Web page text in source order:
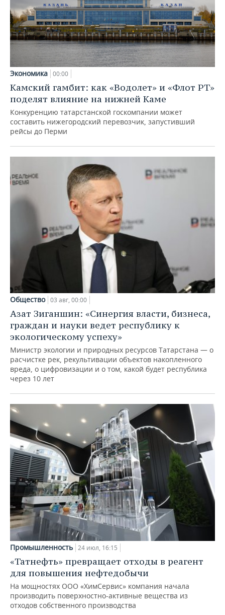
Экономика 00:00
Камский гамбит: как «Водолет» и «Флот РТ»
поделят влияние на нижней Каме
Конкуренцию татарстанской госкомпании может
составить нижегородский перевозчик, запустивший
рейсы до Перми
Общество 03 авг, 00:00
Азат Зиганшин: «Синергия власти, бизнеса,
граждан и науки ведет республику к
экологическому успеху»
Министр экологии и природных ресурсов Татарстана — о
расчистке рек, рекультивации объектов накопленного
вреда, о цифровизации и о том, какой будет республика
через 10 лет
Промышленность 24 июл, 16:15
«Татнефть» превращает отходы в реагент
для повышения нефтедобычи
На мощностях ООО «ХимСервис» компания начала
производить поверхностно-активные вещества из
отходов собственного производства